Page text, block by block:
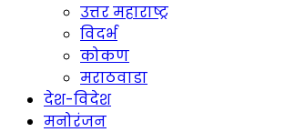
उत्तर महाराष्ट्र
विदर्भ
कोकण
मराठवाडा
देश-विदेश
मनोरंजन